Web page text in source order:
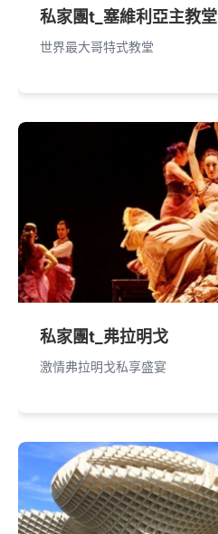
私家團t_塞維利亞主教堂
世界最大哥特式教堂
私家團t_弗拉明戈
激情弗拉明戈私享盛宴